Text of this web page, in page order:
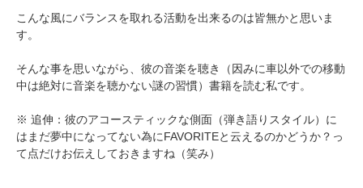
こんな風にバランスを取れる活動を出来るのは皆無かと思いま
す。
そんな事を思いながら、彼の音楽を聴き（因みに車以外での移動
中は絶対に音楽を聴かない謎の習慣）書籍を読む私です。
※ 追伸：彼のアコースティックな側面（弾き語りスタイル）に
はまだ夢中になってない為にFAVORITEと云えるのかどうか？っ
て点だけお伝えしておきますね（笑み）